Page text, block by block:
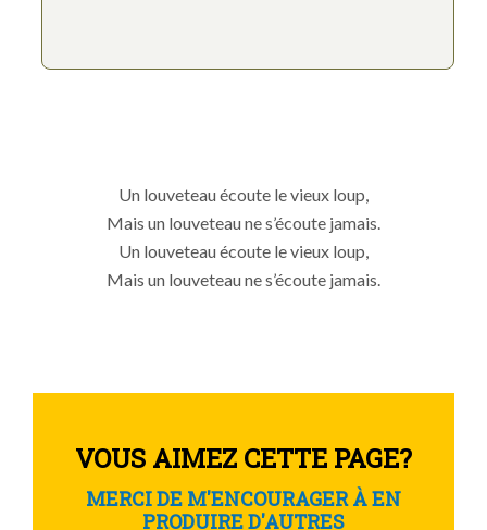
Un louveteau écoute le vieux loup,
Mais un louveteau ne s’écoute jamais.
Un louveteau écoute le vieux loup,
Mais un louveteau ne s’écoute jamais.
VOUS AIMEZ CETTE PAGE?
MERCI DE M'ENCOURAGER À EN
PRODUIRE D'AUTRES